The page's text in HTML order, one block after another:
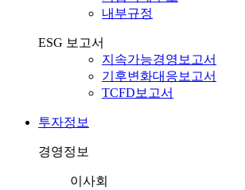
내부규정
ESG 보고서
지속가능경영보고서
기후변화대응보고서
TCFD보고서
투자정보
경영정보
이사회